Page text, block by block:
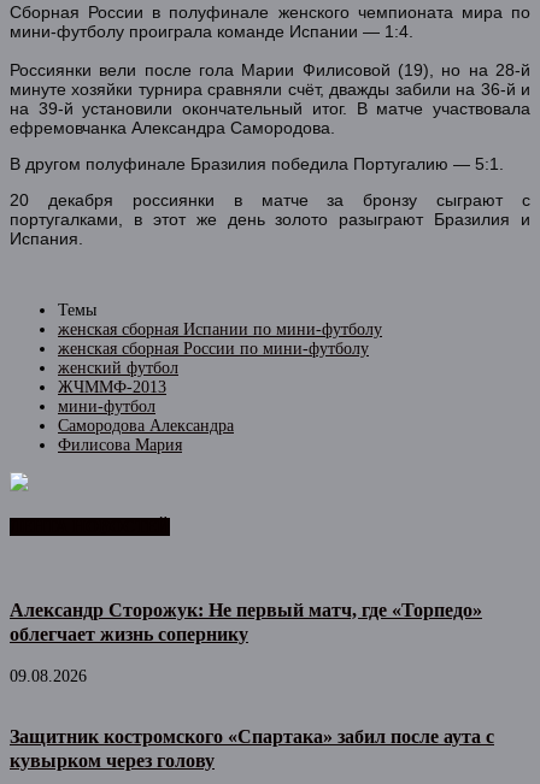
Сборная России в полуфинале женского чемпионата мира по
мини-футболу проиграла команде Испании — 1:4.
Россиянки вели после гола Марии Филисовой (19), но на 28-й
минуте хозяйки турнира сравняли счёт, дважды забили на 36-й и
на 39-й установили окончательный итог. В матче участвовала
ефремовчанка Александра Самородова.
В другом полуфинале Бразилия победила Португалию — 5:1.
20 декабря россиянки в матче за бронзу сыграют с
португалками, в этот же день золото разыграют Бразилия и
Испания.
Темы
женская сборная Испании по мини-футболу
женская сборная России по мини-футболу
женский футбол
ЖЧММФ-2013
мини-футбол
Самородова Александра
Филисова Мария
Александр Сторожук: Не первый матч, где «Торпедо»
облегчает жизнь сопернику
09.08.2026
Защитник костромского «Спартака» забил после аута с
кувырком через голову